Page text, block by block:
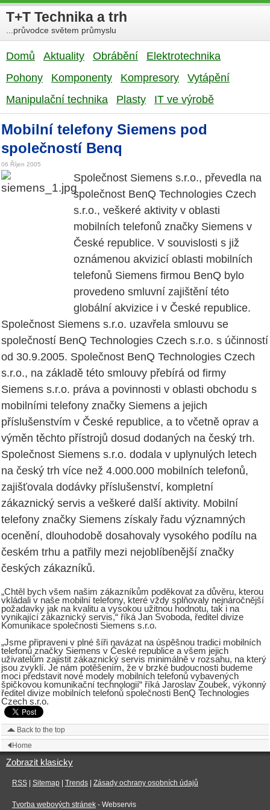
T+T Technika a trh
...průvodce světem průmyslu
Domů Aktuality Obrábění
Elektrotechnika
Pohony
Komponenty Kompresory
Vytápění
Manipulační technika
Plasty IT ve výrobě
Mobilní telefony Siemens pod
společností Benq
06 Říjen 2005
Společnost Siemens s.r.o., převedla na
společnost BenQ Technologies Czech
s.r.o., veškeré aktivity v oblasti
mobilních telefonů značky Siemens v
České republice. V souvislosti s již
oznámenou akvizicí oblasti mobilních
telefonů Siemens firmou BenQ bylo
provedeno smluvní zajištění této
globální akvizice i v České republice.
Společnost Siemens s.r.o. uzavřela smlouvu se
společností BenQ Technologies Czech s.r.o. s účinností
od 30.9.2005. Společnost BenQ Technologies Czech
s.r.o., na základě této smlouvy přebírá od firmy
Siemens s.r.o. práva a povinnosti v oblasti obchodu s
mobilními telefony značky Siemens a jejich
příslušenstvím v České republice, a to včetně oprav a
výměn těchto přístrojů dosud dodaných na český trh.
Společnost Siemens s.r.o. dodala v uplynulých letech
na český trh více než 4.000.000 mobilních telefonů,
zajišťovala dodávky příslušenství, kompletní
zákaznický servis a veškeré další aktivity. Mobilní
telefony značky Siemens získaly řadu významných
ocenění, dlouhodobě dosahovaly vysokého podílu na
českém trhu a patřily mezi nejoblíbenější značky
českých zákazníků.
„Chtěl bych všem našim zákazníkům poděkovat za důvěru, kterou
vkládali v naše mobilní telefony, které vždy splňovaly nejnáročnější
požadavky jak na kvalitu a vysokou užitnou hodnotu, tak i na
vynikající zákaznický servis,“ říká Jan Svoboda, ředitel divize
Komunikace společnosti Siemens s.r.o.
„Jsme připraveni v plné šíři navázat na úspěšnou tradici mobilních
telefonů značky Siemens v České republice a všem jejich
uživatelům zajistit zákaznický servis minimálně v rozsahu, na který
jsou zvyklí. Je nám potěšením, že v brzké budoucnosti budeme
moci představit nové modely mobilních telefonů vybavených
špičkovou komunikační technologií“ říká Jaroslav Zoubek, výkonný
ředitel divize mobilních telefonů společnosti BenQ Technologies
Czech s.r.o.
Back to the top
Home
Zobrazit klasicky
RSS| Sitemap| Trends| Zásady ochrany osobních údajů
Tvorba webových stránek- Webservis